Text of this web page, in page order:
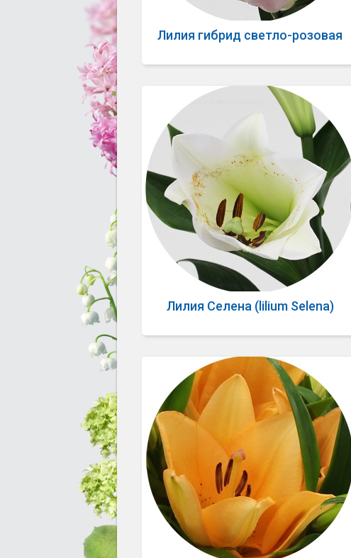
Лилия гибрид светло-розовая
Лилия Селена (lilium Selena)